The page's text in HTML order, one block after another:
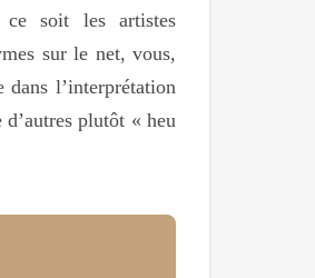
soit les artistes
sur le net, vous,
l’interprétation
d’autres plutôt « heu